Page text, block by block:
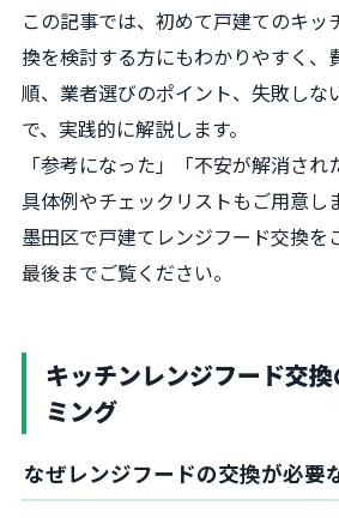
この記事では、初めて戸建てのキッ
換を検討する方にもわかりやすく、
順、業者選びのポイント、失敗しな
で、実践的に解説します。
「参考になった」「不安が解消され
具体例やチェックリストもご用意し
墨田区で戸建てレンジフード交換を
最後までご覧ください。
キッチンレンジフード交
ミング
なぜレンジフードの交換が必要